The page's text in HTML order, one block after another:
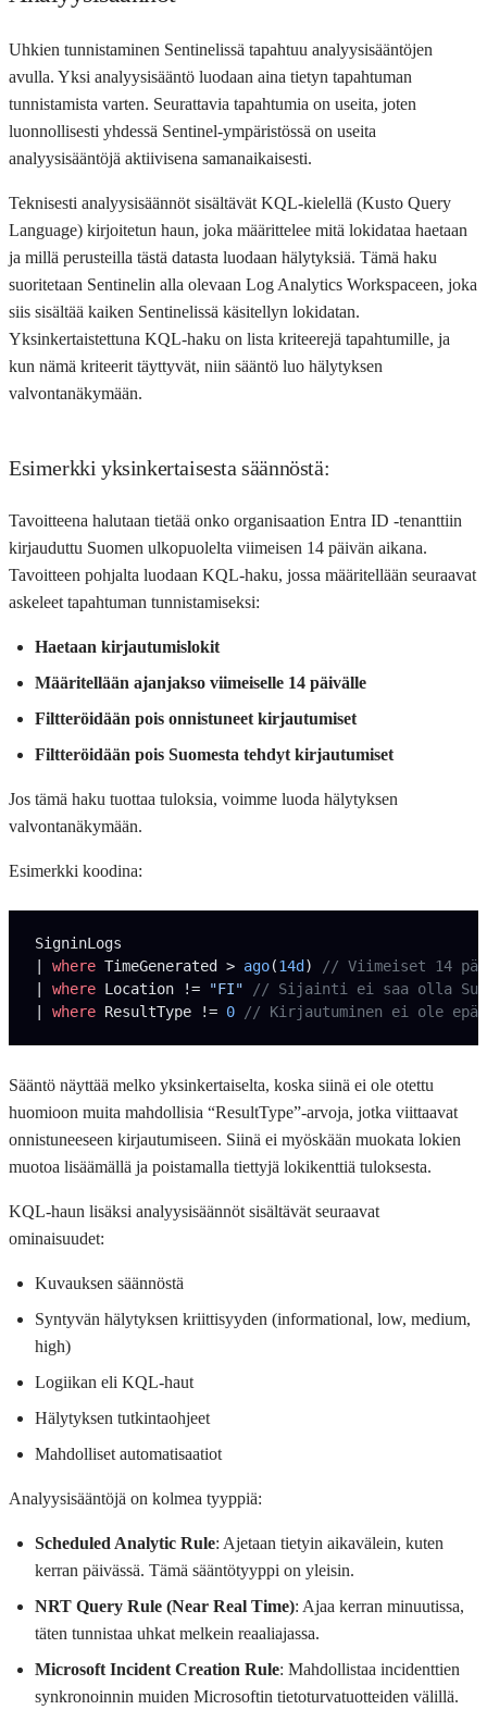
Uhkien tunnistaminen Sentinelissä tapahtuu analyysisääntöjen
avulla. Yksi analyysisääntö luodaan aina tietyn tapahtuman
tunnistamista varten. Seurattavia tapahtumia on useita, joten
luonnollisesti yhdessä Sentinel-ympäristössä on useita
analyysisääntöjä aktiivisena samanaikaisesti.
Teknisesti analyysisäännöt sisältävät KQL-kielellä (Kusto Query
Language) kirjoitetun haun, joka määrittelee mitä lokidataa haetaan
ja millä perusteilla tästä datasta luodaan hälytyksiä. Tämä haku
suoritetaan Sentinelin alla olevaan Log Analytics Workspaceen, joka
siis sisältää kaiken Sentinelissä käsitellyn lokidatan.
Yksinkertaistettuna KQL-haku on lista kriteerejä tapahtumille, ja
kun nämä kriteerit täyttyvät, niin sääntö luo hälytyksen
valvontanäkymään.
Esimerkki yksinkertaisesta säännöstä:
Tavoitteena halutaan tietää onko organisaation Entra ID -tenanttiin
kirjauduttu Suomen ulkopuolelta viimeisen 14 päivän aikana.
Tavoitteen pohjalta luodaan KQL-haku, jossa määritellään seuraavat
askeleet tapahtuman tunnistamiseksi:
Haetaan kirjautumislokit
Määritellään ajanjakso viimeiselle 14 päivälle
Filtteröidään pois onnistuneet kirjautumiset
Filtteröidään pois Suomesta tehdyt kirjautumiset
Jos tämä haku tuottaa tuloksia, voimme luoda hälytyksen
valvontanäkymään.
Esimerkki koodina:
SigninLogs
| where TimeGenerated > ago(14d)
// Viimeiset 14
| where Location != "FI" // Sijainti ei saa olla
| where ResultType != 0 // Kirjautuminen ei ole
Sääntö näyttää melko yksinkertaiselta, koska siinä ei ole otettu
huomioon muita mahdollisia “ResultType”-arvoja, jotka viittaavat
onnistuneeseen kirjautumiseen. Siinä ei myöskään muokata lokien
muotoa lisäämällä ja poistamalla tiettyjä lokikenttiä tuloksesta.
KQL-haun lisäksi analyysisäännöt sisältävät seuraavat
ominaisuudet:
Kuvauksen säännöstä
Syntyvän hälytyksen kriittisyyden (informational, low, medium,
high)
Logiikan eli KQL-haut
Hälytyksen tutkintaohjeet
Mahdolliset automatisaatiot
Analyysisääntöjä on kolmea tyyppiä:
Scheduled Analytic Rule: Ajetaan tietyin aikavälein, kuten
kerran päivässä. Tämä sääntötyyppi on yleisin.
NRT Query Rule (Near Real Time): Ajaa kerran minuutissa,
täten tunnistaa uhkat melkein reaaliajassa.
Microsoft Incident Creation Rule: Mahdollistaa incidenttien
synkronoinnin muiden Microsoftin tietoturvatuotteiden välillä.